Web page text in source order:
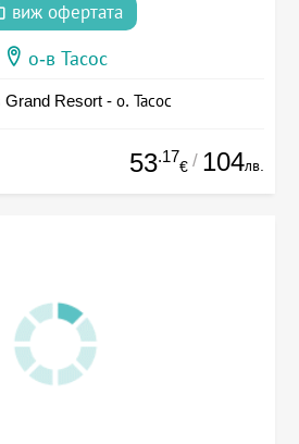
виж офертата
о-в Тасос
Resort - о. Тасос
53.17
€ / 104лв.